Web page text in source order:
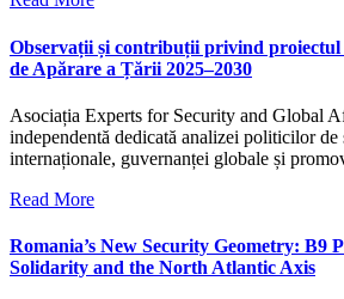
Observații și contribuții privind proiectul
de Apărare a Țării 2025–2030
Asociația Experts for Security and Global
independentă dedicată analizei politicilor
internaționale, guvernanței globale și
Read More
Romania’s New Security Geometry: B9
Solidarity and the North Atlantic Axis